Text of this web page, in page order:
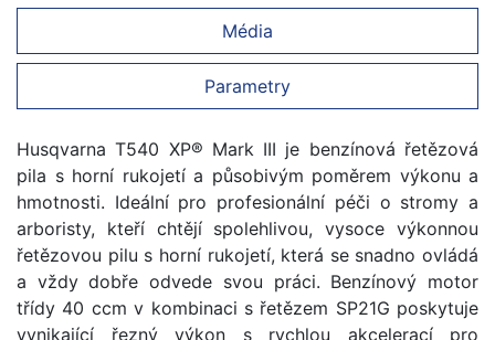
Média
Parametry
Husqvarna T540 XP® Mark III je benzínová řetězová
pila s horní rukojetí a působivým poměrem výkonu a
hmotnosti. Ideální pro profesionální péči o stromy a
arboristy, kteří chtějí spolehlivou, vysoce výkonnou
řetězovou pilu s horní rukojetí, která se snadno ovládá
a vždy dobře odvede svou práci. Benzínový motor
třídy 40 ccm v kombinaci s řetězem SP21G poskytuje
vynikající řezný výkon s rychlou akcelerací pro